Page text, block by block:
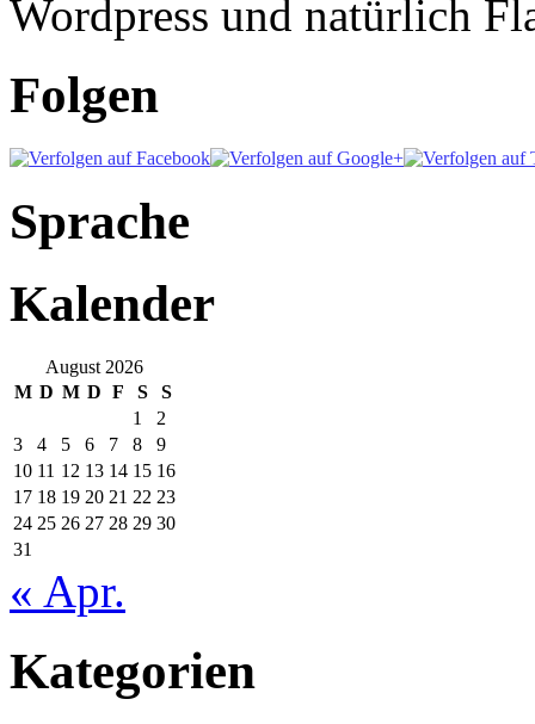
Wordpress und natürlich
Folgen
Sprache
Kalender
August 2026
M D M D F S
S
1
2
3
4 5 6 7 8
9
10 11 12 13 14 15 16
17 18 19 20 21 22 23
24 25 26 27 28 29 30
31
« Apr.
Kategorien